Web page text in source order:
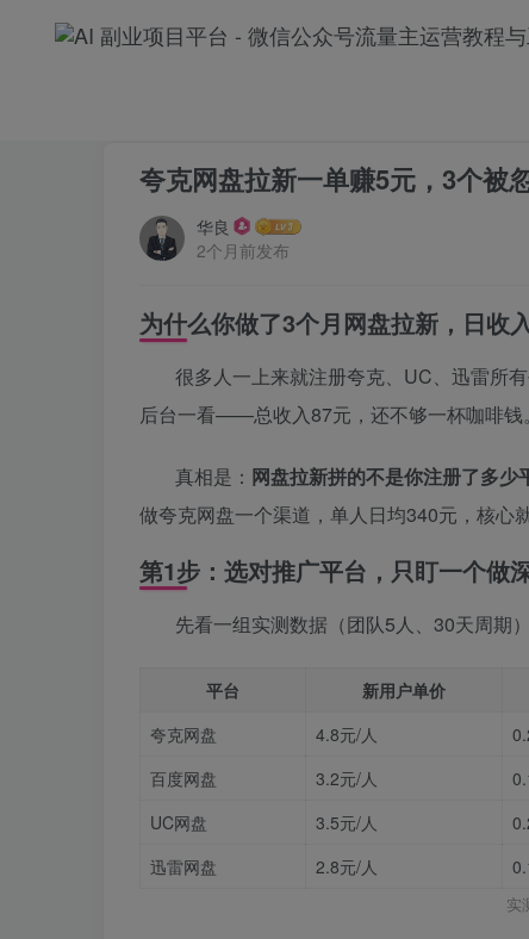
夸克网盘拉新一单赚5元，3个被
华良
2个月前发布
为什么你做了3个月网盘拉新，日收
很多人一上来就注册夸克、UC、迅雷所
后台一看——总收入87元，还不够一杯咖啡钱。
真相是： 网盘拉新拼的不是你注册了多少
做夸克网盘一个渠道，单人日均340元，核心
第1步：选对推广平台，只盯一个做
先看一组实测数据（团队5人、30天周期）
平台 新用户单价
夸克网盘
4.8元/人
百度网盘
3.2元/人
UC网盘
3.5元/人
迅雷网盘
2.8元/人
实